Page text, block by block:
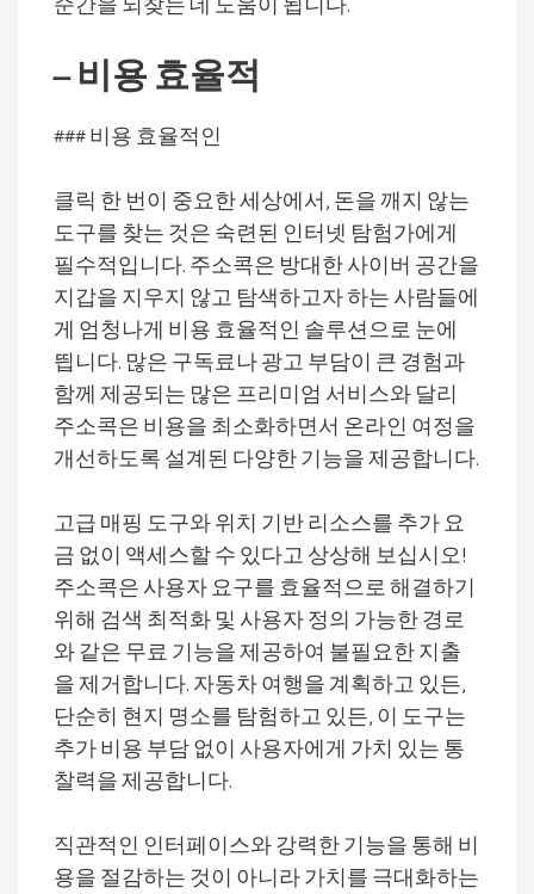
순간을 되찾는 데 도움이 됩니다.
– 비용 효율적
### 비용 효율적인
클릭 한 번이 중요한 세상에서, 돈을 깨지 않는
도구를 찾는 것은 숙련된 인터넷 탐험가에게
필수적입니다. 주소콕은 방대한 사이버 공간을
지갑을 지우지 않고 탐색하고자 하는 사람들에
게 엄청나게 비용 효율적인 솔루션으로 눈에
띕니다. 많은 구독료나 광고 부담이 큰 경험과
함께 제공되는 많은 프리미엄 서비스와 달리
주소콕은 비용을 최소화하면서 온라인 여정을
개선하도록 설계된 다양한 기능을 제공합니다.
고급 매핑 도구와 위치 기반 리소스를 추가 요
금 없이 액세스할 수 있다고 상상해 보십시오!
주소콕은 사용자 요구를 효율적으로 해결하기
위해 검색 최적화 및 사용자 정의 가능한 경로
와 같은 무료 기능을 제공하여 불필요한 지출
을 제거합니다. 자동차 여행을 계획하고 있든,
단순히 현지 명소를 탐험하고 있든, 이 도구는
추가 비용 부담 없이 사용자에게 가치 있는 통
찰력을 제공합니다.
직관적인 인터페이스와 강력한 기능을 통해 비
용을 절감하는 것이 아니라 가치를 극대화하는